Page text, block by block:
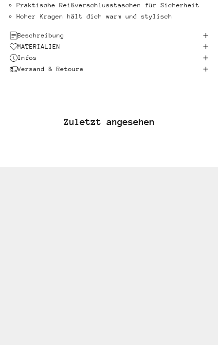
Praktische Reißverschlusstaschen für Sicherheit
Hoher Kragen hält dich warm und stylisch
Beschreibung
MATERIALIEN
Infos
Versand & Retoure
Zuletzt angesehen